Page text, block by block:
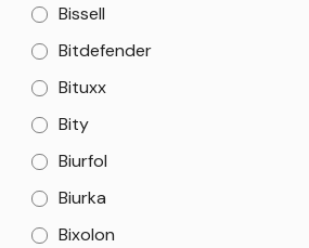
Bissell
Bitdefender
Bituxx
Bity
Biurfol
Biurka
Bixolon